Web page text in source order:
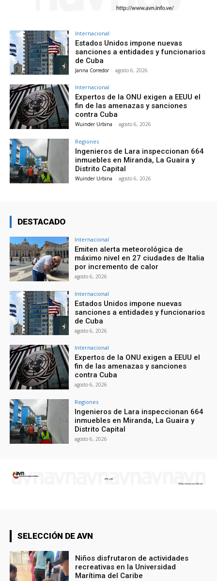
Internacional
Estados Unidos impone nuevas
sanciones a entidades y funcionarios
de Cuba
Janna Corredor - agosto 6, 2026
Internacional
Expertos de la ONU exigen a EEUU el
fin de las amenazas y sanciones
contra Cuba
Wuinder Urbina - agosto 6, 2026
Regiones
Ingenieros de Lara inspeccionan 664
inmuebles en Miranda, La Guaira y
Distrito Capital
Wuinder Urbina - agosto 6, 2026
DESTACADO
Internacional
Emiten alerta meteorológica de
máximo nivel en 27 ciudades de Italia
por incremento de calor
agosto 6, 2026
Internacional
Estados Unidos impone nuevas
sanciones a entidades y funcionarios
de Cuba
agosto 6, 2026
Internacional
Expertos de la ONU exigen a EEUU el
fin de las amenazas y sanciones
contra Cuba
agosto 6, 2026
Regiones
Ingenieros de Lara inspeccionan 664
inmuebles en Miranda, La Guaira y
Distrito Capital
agosto 6, 2026
SELECCIÓN DE AVN
Niños disfrutaron de actividades
recreativas en la Universidad
Marítima del Caribe